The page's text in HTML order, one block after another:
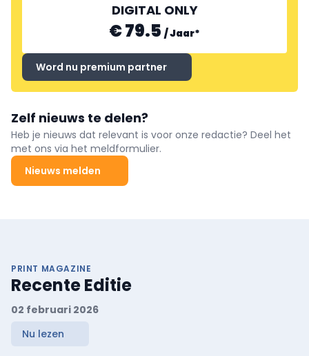
DIGITAL ONLY
€ 79.5 /Jaar*
Word nu premium partner
Zelf nieuws te delen?
Heb je nieuws dat relevant is voor onze redactie? Deel het
met ons via het meldformulier.
Nieuws melden
PRINT MAGAZINE
Recente Editie
02 februari 2026
Nu lezen